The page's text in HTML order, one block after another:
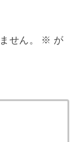
せん。 ※ が